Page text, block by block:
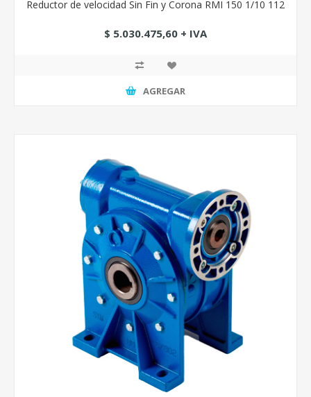
Reductor de velocidad Sin Fin y Corona RMI 150 1/10 112
$ 5.030.475,60 + IVA
AGREGAR